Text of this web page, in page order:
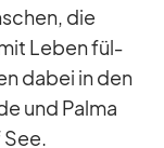
die
Le­ben fül­
da­bei in den
und Palma